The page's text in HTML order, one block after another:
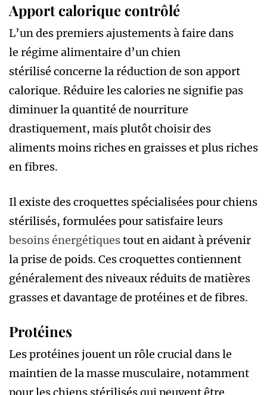
Apport calorique contrôlé
L’un des premiers ajustements à faire dans
le régime alimentaire d’un chien
stérilisé concerne la réduction de son apport
calorique. Réduire les calories ne signifie pas
diminuer la quantité de nourriture
drastiquement, mais plutôt choisir des
aliments moins riches en graisses et plus riches
en fibres.
Il existe des croquettes spécialisées pour chiens
stérilisés, formulées pour satisfaire leurs
besoins énergétiquestout en aidant à prévenir
la prise de poids. Ces croquettes contiennent
généralement des niveaux réduits de matières
grasses et davantage de protéines et de fibres.
Protéines
Les protéines jouent un rôle crucial dans le
maintien de la masse musculaire, notamment